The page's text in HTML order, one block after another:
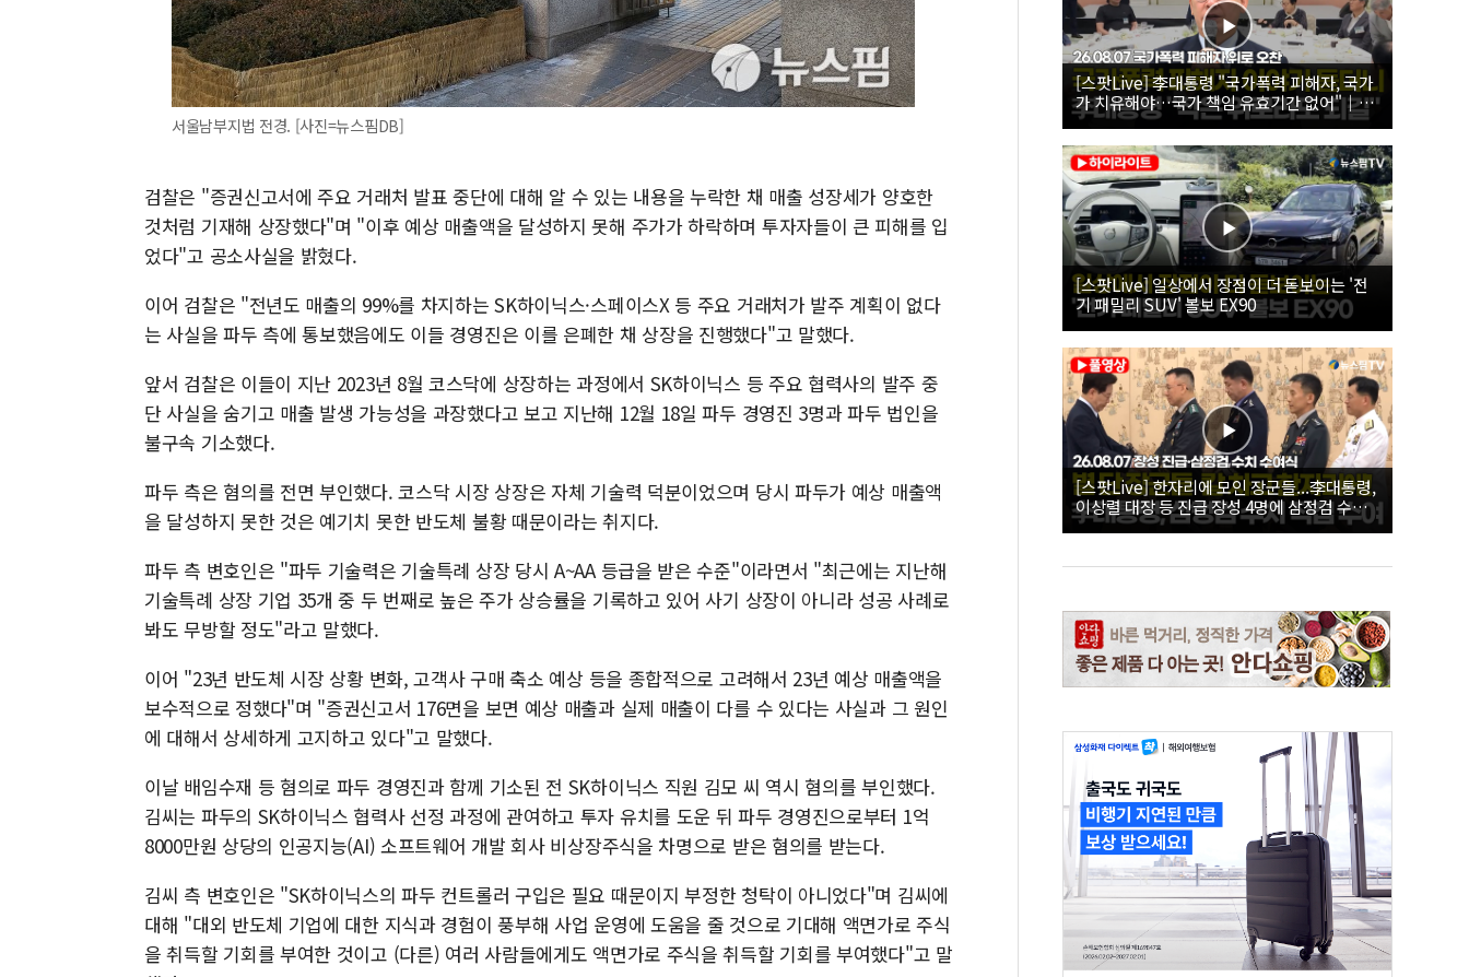
서울남부지법 전경. [사진=뉴스핌DB]
검찰은 "증권신고서에 주요 거래처 발표 중단에 대해 알 수 있는 내용을 누락한 채 매출 성장세가 양호한
것처럼 기재해 상장했다"며 "이후 예상 매출액을 달성하지 못해 주가가 하락하며 투자자들이 큰 피해를 입
었다"고 공소사실을 밝혔다.
이어 검찰은 "전년도 매출의 99%를 차지하는 SK하이닉스·스페이스X 등 주요 거래처가 발주 계획이 없다
는 사실을 파두 측에 통보했음에도 이들 경영진은 이를 은폐한 채 상장을 진행했다"고 말했다.
앞서 검찰은 이들이 지난 2023년 8월 코스닥에 상장하는 과정에서 SK하이닉스 등 주요 협력사의 발주 중
단 사실을 숨기고 매출 발생 가능성을 과장했다고 보고 지난해 12월 18일 파두 경영진 3명과 파두 법인을
불구속 기소했다.
파두 측은 혐의를 전면 부인했다. 코스닥 시장 상장은 자체 기술력 덕분이었으며 당시 파두가 예상 매출액
을 달성하지 못한 것은 예기치 못한 반도체 불황 때문이라는 취지다.
파두 측 변호인은 "파두 기술력은 기술특례 상장 당시 A~AA 등급을 받은 수준"이라면서 "최근에는 지난해
기술특례 상장 기업 35개 중 두 번째로 높은 주가 상승률을 기록하고 있어 사기 상장이 아니라 성공 사례로
봐도 무방할 정도"라고 말했다.
이어 "23년 반도체 시장 상황 변화, 고객사 구매 축소 예상 등을 종합적으로 고려해서 23년 예상 매출액을
보수적으로 정했다"며 "증권신고서 176면을 보면 예상 매출과 실제 매출이 다를 수 있다는 사실과 그 원인
에 대해서 상세하게 고지하고 있다"고 말했다.
이날 배임수재 등 혐의로 파두 경영진과 함께 기소된 전 SK하이닉스 직원 김모 씨 역시 혐의를 부인했다.
김씨는 파두의 SK하이닉스 협력사 선정 과정에 관여하고 투자 유치를 도운 뒤 파두 경영진으로부터 1억
8000만원 상당의 인공지능(AI) 소프트웨어 개발 회사 비상장주식을 차명으로 받은 혐의를 받는다.
김씨 측 변호인은 "SK하이닉스의 파두 컨트롤러 구입은 필요 때문이지 부정한 청탁이 아니었다"며 김씨에
대해 "대외 반도체 기업에 대한 지식과 경험이 풍부해 사업 운영에 도움을 줄 것으로 기대해 액면가로 주식
을 취득할 기회를 부여한 것이고 (다른) 여러 사람들에게도 액면가로 주식을 취득할 기회를 부여했다"고 말
[스팟Live] 李대통령 "국가폭력 피해자, 국가
가 치유해야…국가 책임 유효기간 없어"｜
26.08.07 국가폭력 피해자 위로 오찬
[스팟Live] 일상에서 장점이 더 돋보이는 '전
기 패밀리 SUV' 볼보 EX90
[스팟Live] 한자리에 모인 장군들...李대통령,
이상렬 대장 등 진급 장성 4명에 삼정검 수치
직접 수여｜26.08.07 장성 진급·삼정검 수치